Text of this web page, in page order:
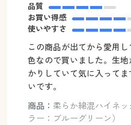
品質
お買い得感
使いやすさ
この商品が出てから愛用
色なので買いました。生
かりしていて気に入って
いです。
商品： 柔らか綿混ハイネ
ラー：ブルーグリーン）